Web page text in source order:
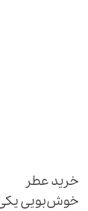
خرید عطر
خوش‌بویی